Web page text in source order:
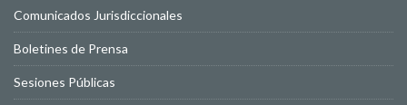
Comunicados Jurisdiccionales
Boletines de Prensa
Sesiones Públicas